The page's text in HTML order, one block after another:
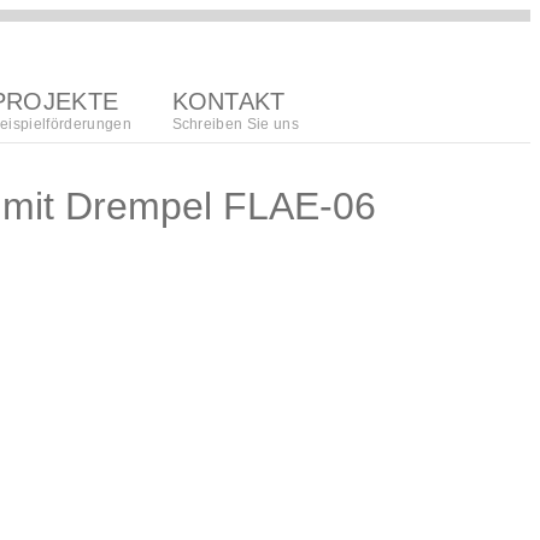
KONTAKT
Schreiben Sie uns
Drempel FLAE-06